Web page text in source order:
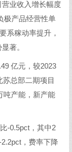
业收入增长幅度
极产品经营性单
系稼动率提升，
著。
亿元，较2023
总部二期项目
吨产能，新产能
-0.5pct，其中2
，费率下降